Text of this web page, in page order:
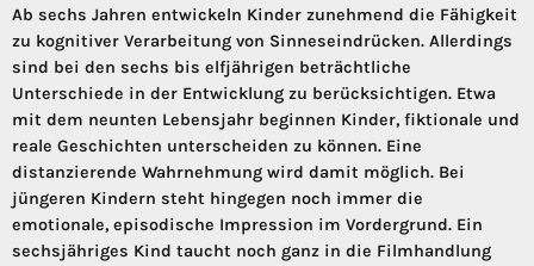
Ab sechs Jahren entwickeln Kinder zunehmend die Fähigkeit
zu kognitiver Verarbeitung von Sinneseindrücken. Allerdings
sind bei den sechs bis elfjährigen beträchtliche
Unterschiede in der Entwicklung zu berücksichtigen. Etwa
mit dem neunten Lebensjahr beginnen Kinder, fiktionale und
reale Geschichten unterscheiden zu können. Eine
distanzierende Wahrnehmung wird damit möglich. Bei
jüngeren Kindern steht hingegen noch immer die
emotionale, episodische Impression im Vordergrund. Ein
sechsjähriges Kind taucht noch ganz in die Filmhandlung